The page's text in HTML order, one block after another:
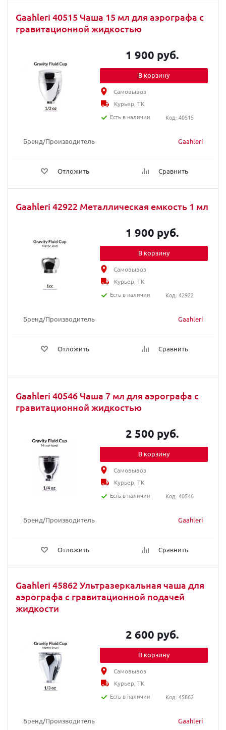
Gaahleri 40515 Чаша 15 мл для аэрографа с
гравитационной жидкостью
Бренд/Производитель Gaahleri
Отложить Сравнить
1 900 руб.
В корзину
Самовывоз
Курьер, ТК
Есть в наличии
Код: 40515
Gaahleri 42922 Металлическая емкость 1 мл
Бренд/Производитель Gaahleri
Отложить Сравнить
1 900 руб.
В корзину
Самовывоз
Курьер, ТК
Есть в наличии
Код: 42922
Gaahleri 40546 Чаша 7 мл для аэрографа с
гравитационной жидкостью
Бренд/Производитель Gaahleri
Отложить Сравнить
2 500 руб.
В корзину
Самовывоз
Курьер, ТК
Есть в наличии
Код: 40546
Gaahleri 45862 Ультразеркальная чаша для
аэрографа с гравитационной подачей
жидкости
Бренд/Производитель Gaahleri
2 600 руб.
В корзину
Самовывоз
Курьер, ТК
Есть в наличии
Код: 45862